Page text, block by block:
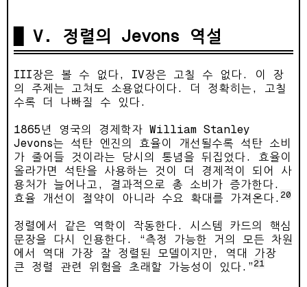
V. 정렬의 Jevons 역설
III장은 볼 수 없다, IV장은 고칠 수 없다. 이 장
의 주제는 고쳐도 소용없다이다. 더 정확히는, 고칠
수록 더 나빠질 수 있다.
1865년 영국의 경제학자 William Stanley
Jevons는 석탄 엔진의 효율이 개선될수록 석탄 소비
가 줄어들 것이라는 당시의 통념을 뒤집었다. 효율이
올라가면 석탄을 사용하는 것이 더 경제적이 되어 사
용처가 늘어나고, 결과적으로 총 소비가 증가한다.
효율 개선이 절약이 아니라 수요 확대를 가져온다. 20
정렬에서 같은 역학이 작동한다. 시스템 카드의 핵심
문장을 다시 인용한다. “측정 가능한 거의 모든 차원
에서 역대 가장 잘 정렬된 모델이지만, 역대 가장
큰 정렬 관련 위험을 초래할 가능성이 있다.”21